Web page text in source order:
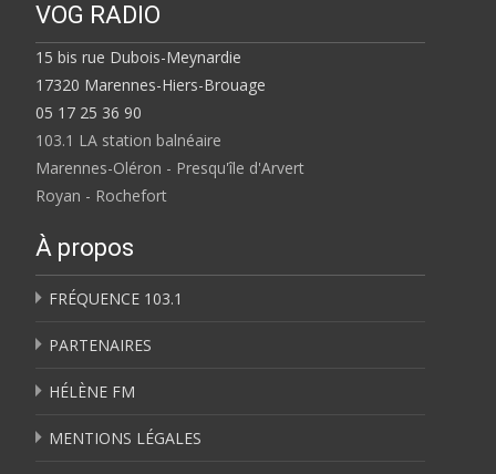
VOG RADIO
15 bis rue Dubois-Meynardie
17320 Marennes-Hiers-Brouage
05 17 25 36 90
103.1 LA station balnéaire
Marennes-Oléron - Presqu'île d'Arvert
Royan - Rochefort
À propos
FRÉQUENCE 103.1
PARTENAIRES
HÉLÈNE FM
MENTIONS LÉGALES